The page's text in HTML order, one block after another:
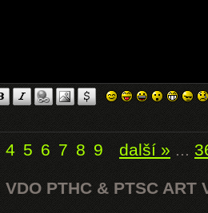
4 5 6 7 8 9 další » ...
VDO PTHC & PTSC ART